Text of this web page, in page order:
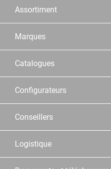
Assortiment
Marques
Catalogues
Configurateurs
Conseillers
Logistique